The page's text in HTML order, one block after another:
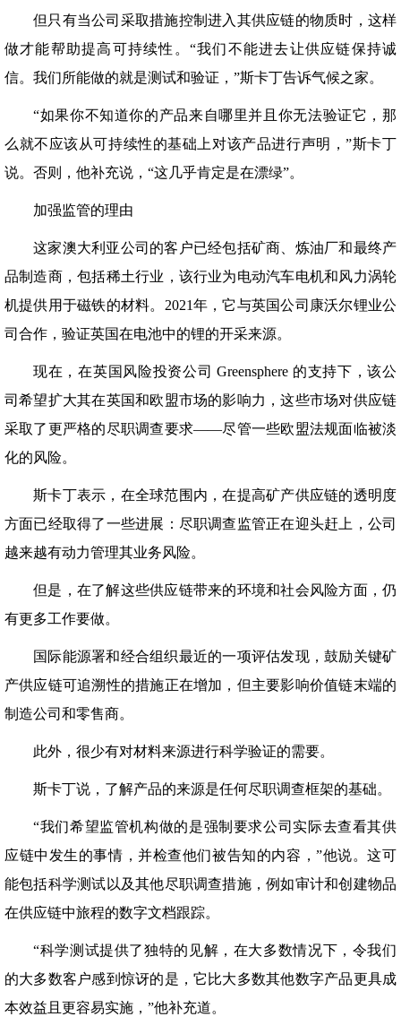
但只有当公司采取措施控制进入其供应链的物质时，这样
做才能帮助提高可持续性。“我们不能进去让供应链保持诚
信。我们所能做的就是测试和验证，”斯卡丁告诉气候之家。
“如果你不知道你的产品来自哪里并且你无法验证它，那
么就不应该从可持续性的基础上对该产品进行声明，”斯卡丁
说。否则，他补充说，“这几乎肯定是在漂绿”。
加强监管的理由
这家澳大利亚公司的客户已经包括矿商、炼油厂和最终产
品制造商，包括稀土行业，该行业为电动汽车电机和风力涡轮
机提供用于磁铁的材料。2021年，它与英国公司康沃尔锂业公
司合作，验证英国在电池中的锂的开采来源。
现在，在英国风险投资公司 Greensphere 的支持下，该公
司希望扩大其在英国和欧盟市场的影响力，这些市场对供应链
采取了更严格的尽职调查要求——尽管一些欧盟法规面临被淡
化的风险。
斯卡丁表示，在全球范围内，在提高矿产供应链的透明度
方面已经取得了一些进展：尽职调查监管正在迎头赶上，公司
越来越有动力管理其业务风险。
但是，在了解这些供应链带来的环境和社会风险方面，仍
有更多工作要做。
国际能源署和经合组织最近的一项评估发现，鼓励关键矿
产供应链可追溯性的措施正在增加，但主要影响价值链末端的
制造公司和零售商。
此外，很少有对材料来源进行科学验证的需要。
斯卡丁说，了解产品的来源是任何尽职调查框架的基础。
“我们希望监管机构做的是强制要求公司实际去查看其供
应链中发生的事情，并检查他们被告知的内容，”他说。这可
能包括科学测试以及其他尽职调查措施，例如审计和创建物品
在供应链中旅程的数字文档跟踪。
“科学测试提供了独特的见解，在大多数情况下，令我们
的大多数客户感到惊讶的是，它比大多数其他数字产品更具成
本效益且更容易实施，”他补充道。